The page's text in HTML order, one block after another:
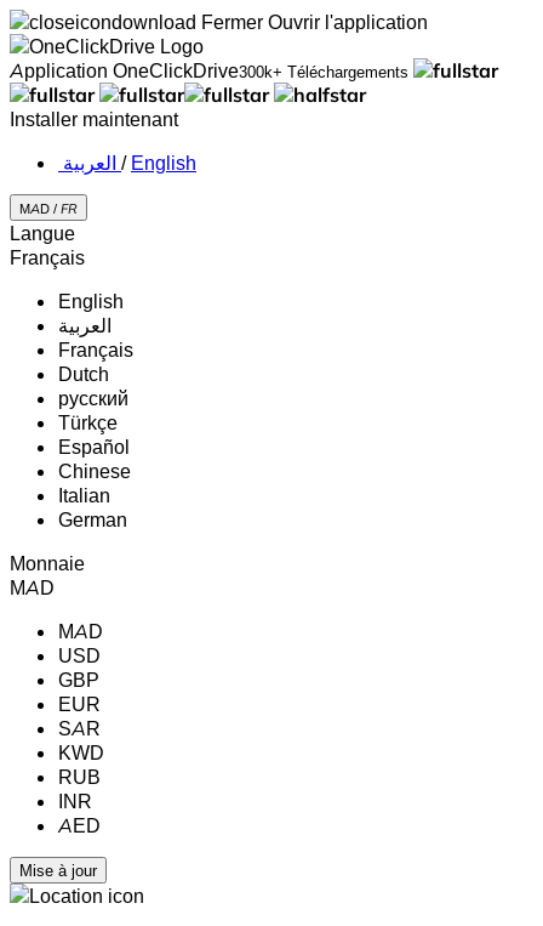
Fermer Ouvrir l'application
Application OneClickDrive300k+ Téléchargements
Installer maintenant
‏العربية ‏ / English
MAD / FR
Langue
Français
English
‏العربية‏
Français
Dutch
русский
Türkçe
Español
Chinese
Italian
German
Monnaie
MAD
MAD
USD
GBP
EUR
SAR
KWD
RUB
INR
AED